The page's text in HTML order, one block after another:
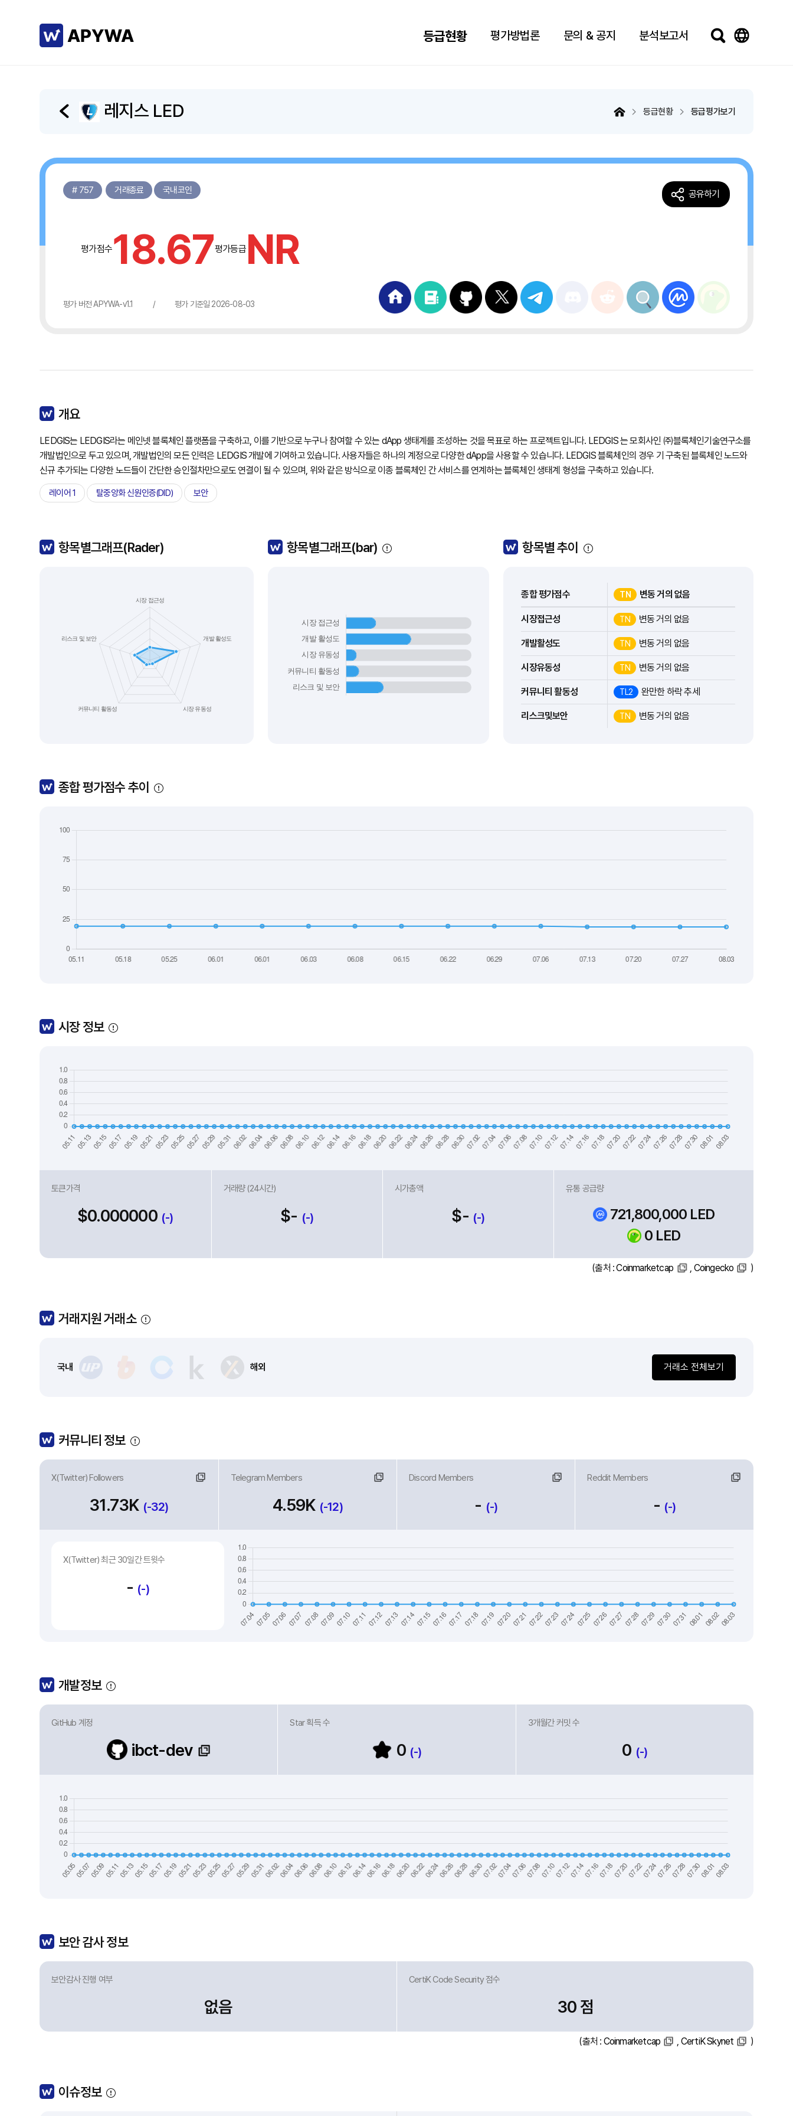
등급현황 평가방법론 문의 & 공지 분석보고서
검색하기Language
레지스 LED 등급현황 등급평가보기
공유하기
# 757 거래종료 국내코인
평가점수18.67평가등급NR
평가 버전 APYWA-v1.1 / 평가 기준일 2026-08-03
개요
LEDGIS는 LEDGIS라는 메인넷 블록체인 플랫폼을 구축하고, 이를 기반으로 누구나 참여할 수 있는 dApp 생태계를 조성하는 것을 목표로 하는 프로젝트입니다. LEDGIS 는 모회사인 ㈜블록체인기술연구소를
개발법인으로 두고 있으며, 개발법인의 모든 인력은 LEDGIS 개발에 기여하고 있습니다. 사용자들은 하나의 계정으로 다양한 dApp을 사용할 수 있습니다. LEDGIS 블록체인의 경우 기 구축된 블록체인 노드와
신규 추가되는 다양한 노드들이 간단한 승인절차만으로도 연결이 될 수 있으며, 위와 같은 방식으로 이종 블록체인 간 서비스를 연계하는 블록체인 생태계 형성을 구축하고 있습니다.
레이어 1 탈중앙화 신원인증(DID) 보안
항목별그래프(Rader) 항목별그래프(bar) 항목별 추이
종합 평가점수 TN 변동 거의 없음
시장접근성 TN 변동 거의 없음
개발활성도 TN 변동 거의 없음
시장유동성 TN 변동 거의 없음
커뮤니티 활동성 TL2 완만한 하락 추세
리스크및보안 TN 변동 거의 없음
종합 평가점수 추이
시장 정보
토큰가격
$0.000000 (-)
거래량 (24시간)
$- (-)
시가총액
$- (-)
유통 공급량
721,800,000 LED
0 LED
(출처 :Coinmarketcap Coingecko )
거래지원 거래소
국내 해외 거래소 전체보기
커뮤니티 정보
X(Twitter) Followers
31.73K (-32)
Telegram Members
링크
4.59K (-12)
Discord Members
링크
- (-)
Reddit Members
링크
- (-)
X(Twitter) 최근 30일간 트윗수
- (-)
개발정보
GitHub 계정
ibct-dev
Star 획득 수
0 (-)
3개월간 커밋 수
0 (-)
보안 감사 정보
보안감사 진행 여부
없음
CertiK Code Security 점수
30 점
(출처 : Coinmarketcap CertiK Skynet )
이슈정보